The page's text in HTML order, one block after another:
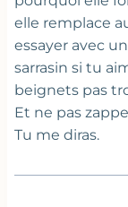
elle remplace
essayer avec
sarrasin si tu
beignets pas
Et ne pas
Tu me diras.